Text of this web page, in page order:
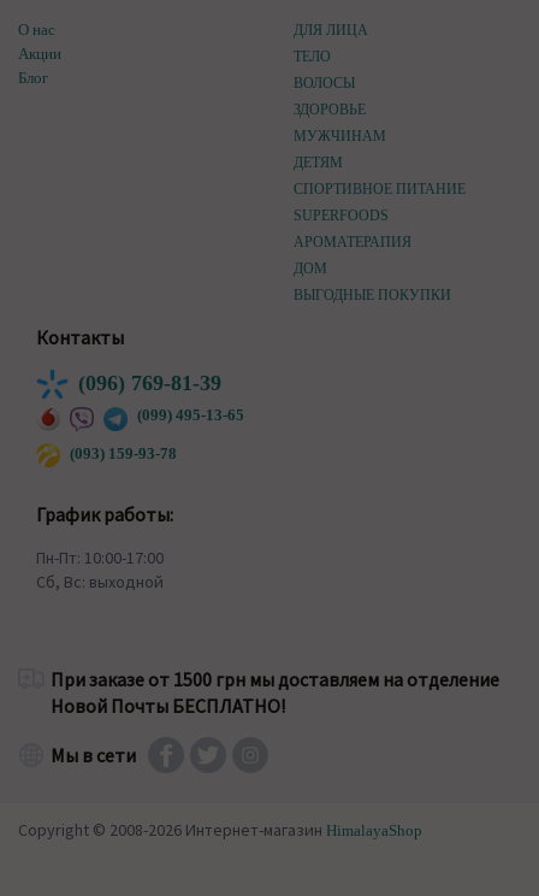
О нас
Акции
Блог
ДЛЯ ЛИЦА
ТЕЛО
ВОЛОСЫ
ЗДОРОВЬЕ
МУЖЧИНАМ
ДЕТЯМ
СПОРТИВНОЕ ПИТАНИЕ
SUPERFOODS
АРОМАТЕРАПИЯ
ДОМ
ВЫГОДНЫЕ ПОКУПКИ
Контакты
(096) 769-81-39
(099) 495-13-65
(093) 159-93-78
График работы:
Пн-Пт: 10:00-17:00
Сб, Вс: выходной
При заказе от 1500 грн мы доставляем на отделение
Новой Почты БЕСПЛАТНО!
Мы в сети
Copyright © 2008-2026 Интернет-магазин HimalayaShop